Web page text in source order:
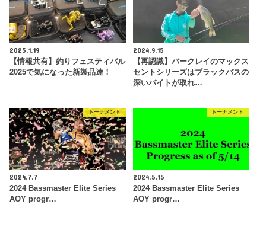
2025.1.19
【情報共有】釣りフェスティバル
2025で気になった新製品達！
2024.9.15
【再認識】バークレイのマックス
セントシリーズはブラックバスの
深いバイトが取れ…
トーナメント
2024.7.7
2024 Bassmaster Elite Series
AOY progr…
トーナメント
2024.5.15
2024 Bassmaster Elite Series
AOY progr…